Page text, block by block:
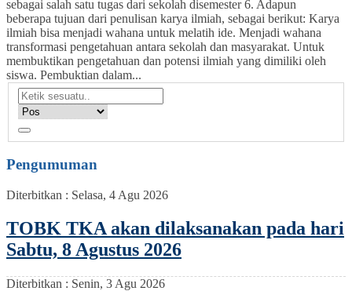
sebagai salah satu tugas dari sekolah disemester 6. Adapun
beberapa tujuan dari penulisan karya ilmiah, sebagai berikut: Karya
ilmiah bisa menjadi wahana untuk melatih ide. Menjadi wahana
transformasi pengetahuan antara sekolah dan masyarakat. Untuk
membuktikan pengetahuan dan potensi ilmiah yang dimiliki oleh
siswa. Pembuktian dalam...
Pengumuman
Diterbitkan : Selasa, 4 Agu 2026
TOBK TKA akan dilaksanakan pada hari
Sabtu, 8 Agustus 2026
Diterbitkan : Senin, 3 Agu 2026